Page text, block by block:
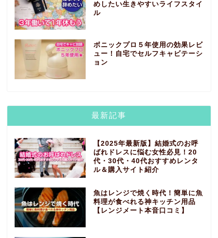
めしたい生きやすいライフスタイ
ル
ボニックプロ５年使用の効果レビ
ュー！自宅でセルフキャビテーシ
ョン
最新記事
【2025年最新版】結婚式のお呼
ばれドレスに悩む女性必見！20
代・30代・40代おすすめレンタ
ル＆購入サイト紹介
魚はレンジで焼く時代！簡単に魚
料理が食べれる神キッチン用品
【レンジメート本音口コミ】